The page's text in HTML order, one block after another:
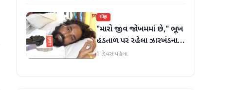
રાષ્ટ્રીય
"મારો જીવ જોખમમાં છે," ભૂખ
હડતાળ પર રહેલા ઝારખંડના
વિદ્યાર્થી નેતા દેવેન્દ્ર નાથ
1 દિવસ પહેલા